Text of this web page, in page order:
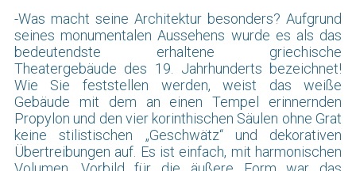
-Was macht seine Architektur besonders? Aufgrund
seines monumentalen Aussehens wurde es als das
bedeutendste erhaltene griechische
Theatergebäude des 19. Jahrhunderts bezeichnet!
Wie Sie feststellen werden, weist das weiße
Gebäude mit dem an einen Tempel erinnernden
Propylon und den vier korinthischen Säulen ohne Grat
keine stilistischen „Geschwätz“ und dekorativen
Übertreibungen auf. Es ist einfach, mit harmonischen